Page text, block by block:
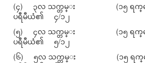
(၄) ၃လ သက္တမ္း (၁၅ ရက္ေ
ပရီမီယံ၏ ၄/၁၂
(၅) ၄လ သက္တမ္း (၁၅ ရက္ေ
ပရီမီယံ၏ ၅/၁၂
(၆) ၅လ သက္တမ္း (၁၅ ရက္ေ